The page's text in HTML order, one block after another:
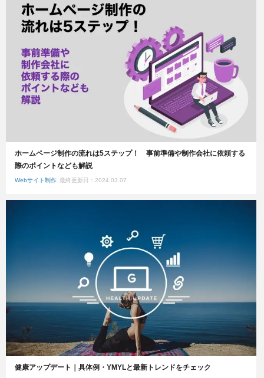
ホームページ制作の流れは5ステップ！ 事前準備や制作会社に依頼する
際のポイントなども解説
Webサイト制作 最終更新日：2024.03.07
健康アップデート｜具体例・YMYLと最新トレンドをチェック